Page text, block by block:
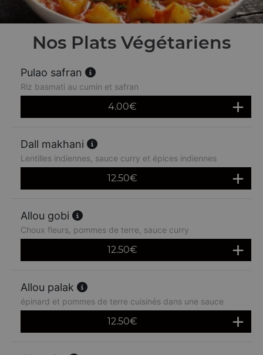
Nos Plats Végétariens
Pulao safran
Riz basmati au cumin et safran
4.00€
Dall makhani
Lentilles indiennes, sauce curry et épices indiennes
12.50€
Allou gobi
Choux fleurs, pommes de terre, sauce curry
12.50€
Allou palak
épinard et pommes de terre cuisinés dans une sauce
12.50€